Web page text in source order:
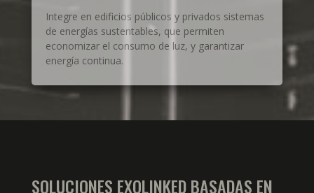
Integre en edificios públicos y privados sistemas
de energías sustentables, que permiten
economizar el consumo de luz, y garantizar
energía continua.
SOLUCIONES EXOLINKED BASADAS EN